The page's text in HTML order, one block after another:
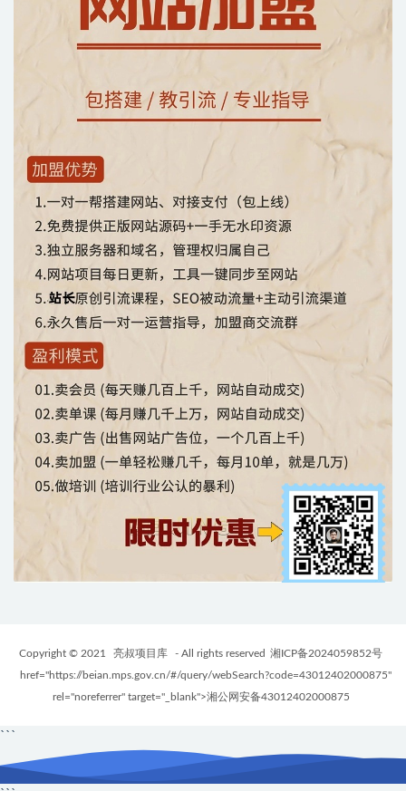
Copyright © 2021 亮叔项目库 - All rights reserved 湘ICP备2024059852号
href="https://beian.mps.gov.cn/#/query/webSearch?code=43012402000875"
rel="noreferrer" target="_blank">湘公网安备43012402000875
```